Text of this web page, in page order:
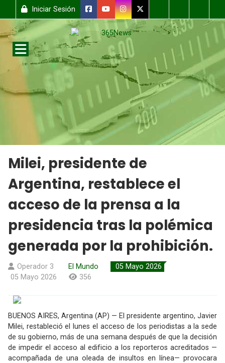
Iniciar Sesión
Milei, presidente de
Argentina, restablece el
acceso de la prensa a la
presidencia tras la polémica
generada por la prohibición.
Operador 3 El Mundo
05 Mayo 2026
05 Mayo 2026
356
BUENOS AIRES, Argentina (AP) — El presidente argentino, Javier
Milei, restableció el lunes el acceso de los periodistas a la sede
de su gobierno, más de una semana después de que la decisión
de impedir el acceso al edificio a los reporteros acreditados —
acompañada de una oleada de insultos en línea— provocara